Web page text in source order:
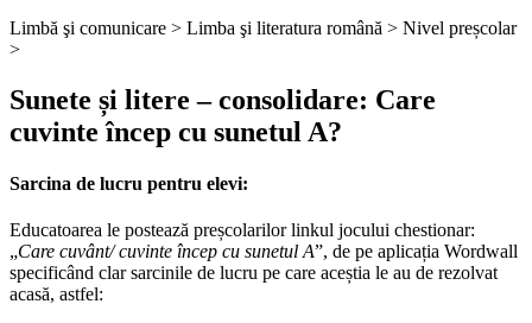
Limbă şi comunicare > Limba şi literatura română > Nivel preșcolar
>
Sunete și litere – consolidare: Care
cuvinte încep cu sunetul A?
Sarcina de lucru pentru elevi:
Educatoarea le postează preșcolarilor linkul jocului chestionar:
„Care cuvânt/ cuvinte încep cu sunetul A”, de pe aplicația Wordwall
specificând clar sarcinile de lucru pe care aceștia le au de rezolvat
acasă, astfel: